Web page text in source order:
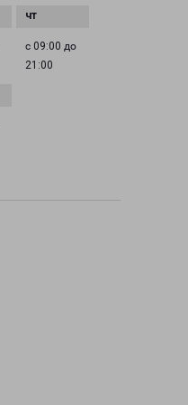
с 09:00 до
21:00